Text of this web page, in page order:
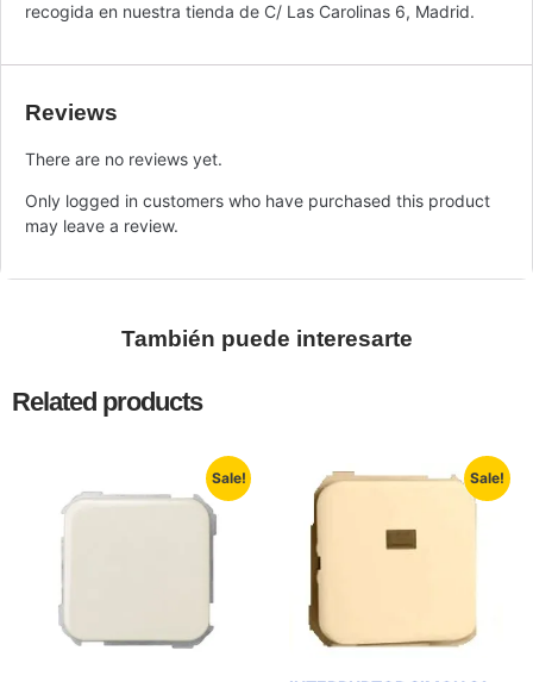
recogida en nuestra tienda de C/ Las Carolinas 6, Madrid.
Reviews
There are no reviews yet.
Only logged in customers who have purchased this product
may leave a review.
También puede interesarte
Related products
Sale! Sale!